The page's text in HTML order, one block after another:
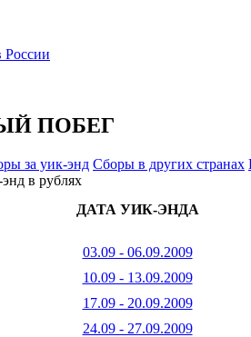
России
ПОБЕГ
за уик-энд Сборы в других странах
в рублях
ДАТА УИК-ЭНДА
03.09 - 06.09.2009
10.09 - 13.09.2009
17.09 - 20.09.2009
24.09 - 27.09.2009